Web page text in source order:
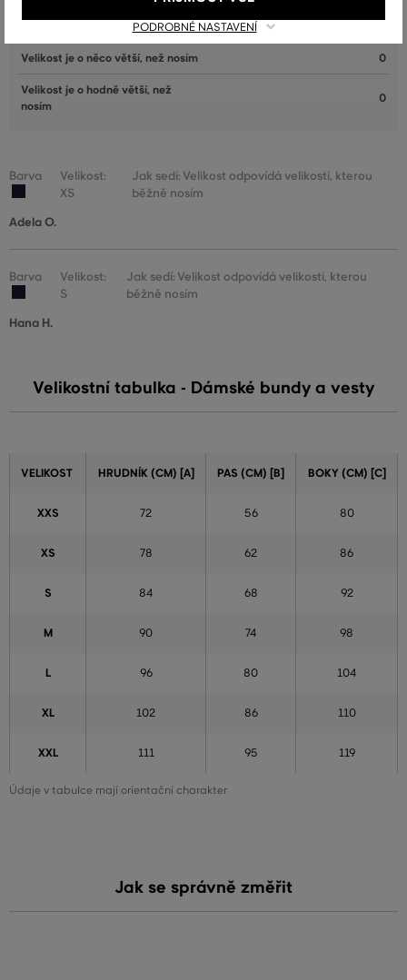
2
Velikost je o něco větší, než nosím 0
Velikost je o hodně větší, než
nosím
0
Barva
Velikost:
XS
Jak sedí: Velikost odpovídá velikosti, kterou
běžně nosím
Adela O.
Barva
Velikost:
S
Jak sedí: Velikost odpovídá velikosti, kterou
běžně nosím
Hana H.
Velikostní tabulka - Dámské bundy a vesty
Údaje v tabulce mají orientační charakter
VELIKOST HRUDNÍK (CM) [A] PAS (CM) [B] BOKY (CM) [C]
XXS 72 56 80
XS 78 62 86
S 84 68 92
M 90 74 98
L 96 80 104
XL 102 86 110
XXL 111 95 119
Jak se správně změřit
PODROBNÉ NASTAVENÍ